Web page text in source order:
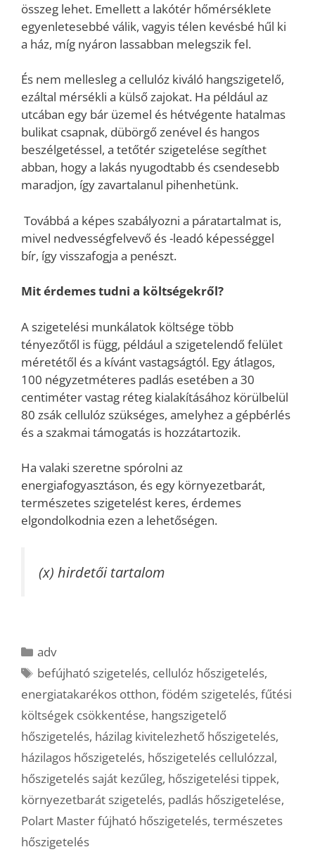
összeg lehet. Emellett a lakótér hőmérséklete
egyenletesebbé válik, vagyis télen kevésbé hűl ki
a ház, míg nyáron lassabban melegszik fel.
És nem mellesleg a cellulóz kiváló hangszigetelő,
ezáltal mérsékli a külső zajokat. Ha például az
utcában egy bár üzemel és hétvégente hatalmas
bulikat csapnak, dübörgő zenével és hangos
beszélgetéssel, a tetőtér szigetelése segíthet
abban, hogy a lakás nyugodtabb és csendesebb
maradjon, így zavartalanul pihenhetünk.
Továbbá a képes szabályozni a páratartalmat is,
mivel nedvességfelvevő és -leadó képességgel
bír, így visszafogja a penészt.
Mit érdemes tudni a költségekről?
A szigetelési munkálatok költsége több
tényezőtől is függ, például a szigetelendő felület
méretétől és a kívánt vastagságtól. Egy átlagos,
100 négyzetméteres padlás esetében a 30
centiméter vastag réteg kialakításához körülbelül
80 zsák cellulóz szükséges, amelyhez a gépbérlés
és a szakmai támogatás is hozzátartozik.
Ha valaki szeretne spórolni az
energiafogyasztáson, és egy környezetbarát,
természetes szigetelést keres, érdemes
elgondolkodnia ezen a lehetőségen.
(x) hirdetői tartalom
Kategória
adv
Címkék
befújható szigetelés, cellulóz hőszigetelés,
energiatakarékos otthon, födém szigetelés, fűtési
költségek csökkentése, hangszigetelő
hőszigetelés, házilag kivitelezhető hőszigetelés,
házilagos hőszigetelés, hőszigetelés cellulózzal,
hőszigetelés saját kezűleg, hőszigetelési tippek,
környezetbarát szigetelés, padlás hőszigetelése,
Polart Master fújható hőszigetelés, természetes
hőszigetelés